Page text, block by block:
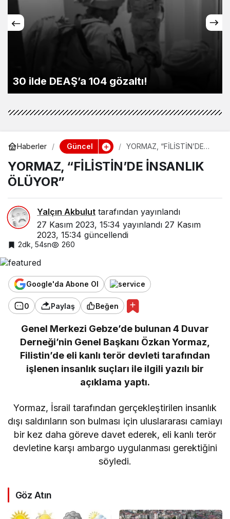
30 ilde DEAŞ’a 104 gözaltı!
Haberler Güncel
YORMAZ, “FİLİSTİN’DE
YORMAZ, “FİLİSTİN’DE İNSANLIK
ÖLÜYOR”
Yalçın Akbulut tarafından yayınlandı
27 Kasım 2023, 15:34 yayınlandı 27 Kasım
2023, 15:34 güncellendi
2dk, 54sn 260
Google'da Abone Ol
0 Paylaş Beğen
Genel Merkezi Gebze’de bulunan 4 Duvar
Derneği’nin Genel Başkanı Özkan Yormaz,
Filistin’de eli kanlı terör devleti tarafından
işlenen insanlık suçları ile ilgili yazılı bir
açıklama yaptı.
Yormaz, İsrail tarafından gerçekleştirilen insanlık
dışı saldırıların son bulması için uluslararası camiayı
bir kez daha göreve davet ederek, eli kanlı terör
devletine karşı ambargo uygulanması gerektiğini
söyledi.
Göz Atın